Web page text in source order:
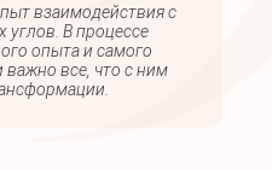
взаимодействия с
углов. В процессе
опыта и самого
важно все, что с ним